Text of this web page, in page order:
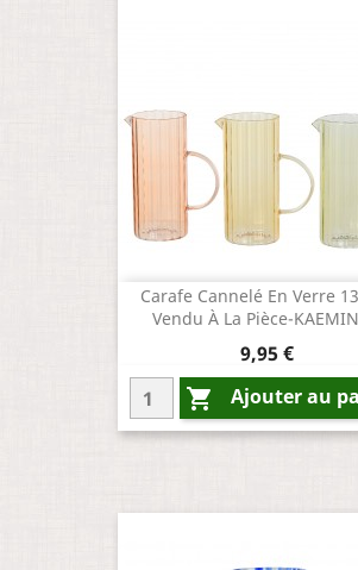
Carafe Cannelé En Verre
Vendu À La Pièce-
Prix
9,95 €
 Ajouter au